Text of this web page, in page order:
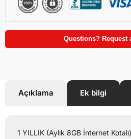
Questions? Request
Açıklama Ek bilgi
1 YILLIK (Aylık 8GB İnternet